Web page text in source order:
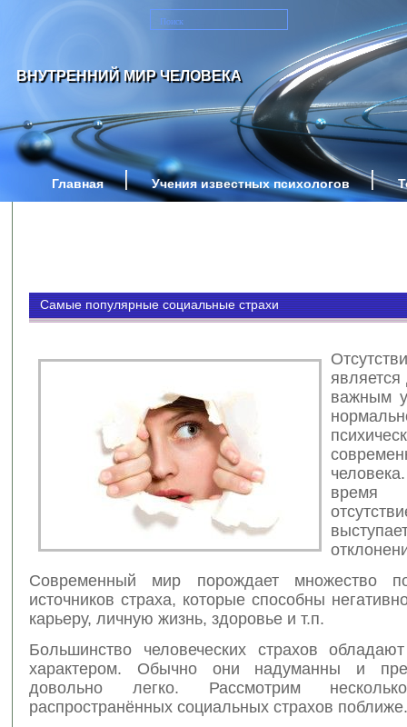
ВНУТРЕННИЙ МИР ЧЕЛОВЕКА
Главная Учения известных психологов
Самые популярные социальные страхи
важным
Современный мир порождает множество
источников страха, которые способны
карьеру, личную жизнь, здоровье и т.п.
Большинство человеческих страхов
характером. Обычно они надуманны и
довольно легко. Рассмотрим
распространённых социальных страхов поближе.